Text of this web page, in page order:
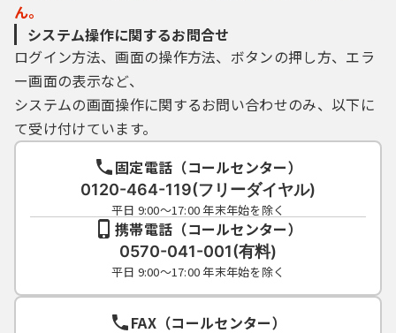
ん。
システム操作に関するお問合せ
ログイン方法、画面の操作方法、ボタンの押し方、エラ
ー画面の表示など、
システムの画面操作に関するお問い合わせのみ、以下に
て受け付けています。
固定電話（コールセンター）
0120-464-119(フリーダイヤル)
平日 9:00～17:00 年末年始を除く
携帯電話（コールセンター）
0570-041-001(有料)
平日 9:00～17:00 年末年始を除く
FAX（コールセンター）